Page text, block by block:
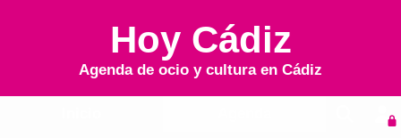
Hoy Cádiz
Agenda de ocio y cultura en Cádiz